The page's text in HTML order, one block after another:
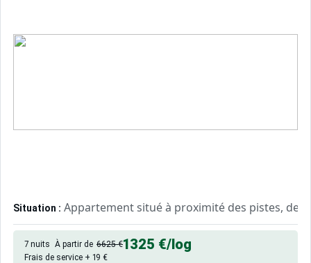
Situation : Appartement situé à proximité des pistes, de
Appartement de particulier :
7 nuits À partir de 6625 €1325 €/log
Frais de service + 19 €